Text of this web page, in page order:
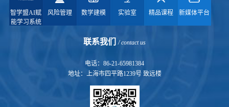
智学盟AI赋
能学习系统
风险管理 数学建模 实验室 精品课程 新媒体平台
联系我们 / contact us
电话：86-21-65981384
地址：上海市四平路1239号 致远楼